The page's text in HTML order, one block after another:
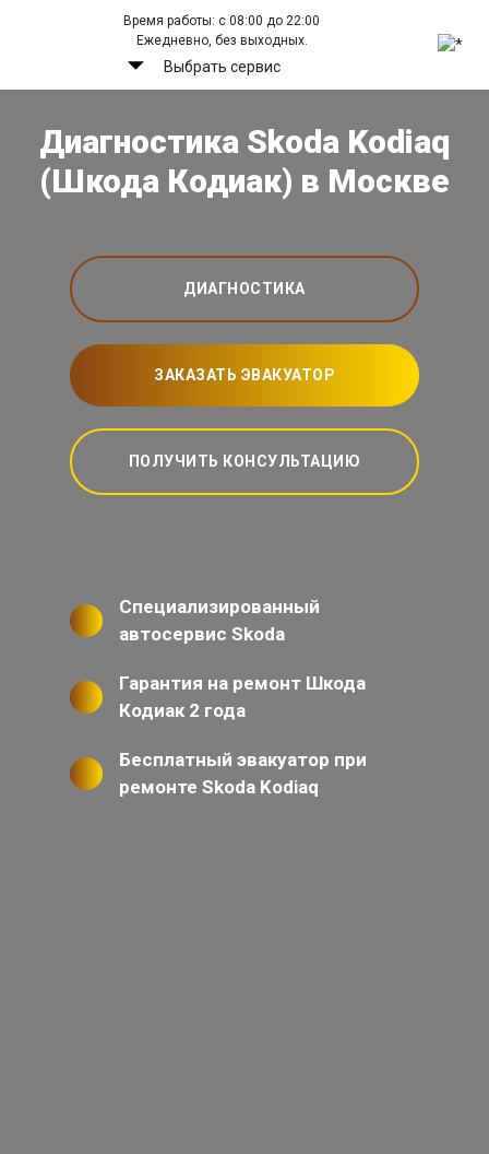
Время работы: с 08:00 до 22:00
Ежедневно, без выходных.
Выбрать сервис
Диагностика Skoda Kodiaq
(Шкода Кодиак) в Москве
ДИАГНОСТИКА
ЗАКАЗАТЬ ЭВАКУАТОР
ПОЛУЧИТЬ КОНСУЛЬТАЦИЮ
Специализированный
автосервис Skoda
Гарантия на ремонт Шкода
Кодиак 2 года
Бесплатный эвакуатор при
ремонте Skoda Kodiaq